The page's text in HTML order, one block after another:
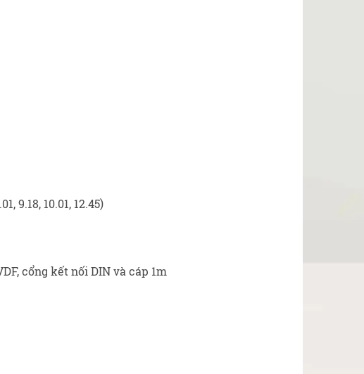
9.18, 10.01, 12.45)
cổng kết nối DIN và cáp 1m